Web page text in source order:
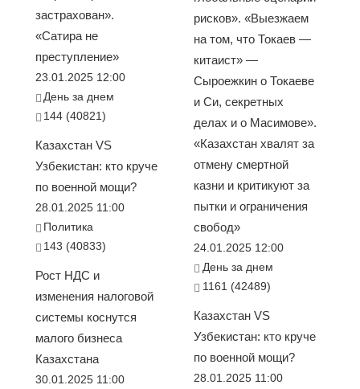
застрахован».
«Сатира не
преступление»
23.01.2025 12:00
День за днем
144 (40821)
Казахстан VS
Узбекистан: кто круче
по военной мощи?
28.01.2025 11:00
Политика
143 (40833)
Рост НДС и
изменения налоговой
системы коснутся
малого бизнеса
Казахстана
30.01.2025 11:00
рисков». «Выезжаем
на том, что Токаев —
китаист» —
Сыроежкин о Токаеве
и Си, секретных
делах и о Масимове».
«Казахстан хвалят за
отмену смертной
казни и критикуют за
пытки и ограничения
свобод»
24.01.2025 12:00
День за днем
1161 (42489)
Казахстан VS
Узбекистан: кто круче
по военной мощи?
28.01.2025 11:00